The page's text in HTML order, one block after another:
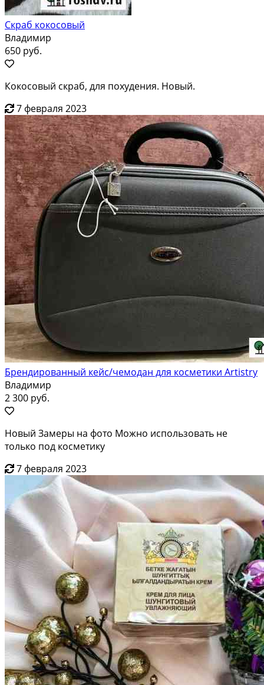
Скраб кокосовый
Владимир
650 руб.
Кокосовый скраб, для похудения. Новый.
7 февраля 2023
Брендированный кейс/чемодан для косметики Artistry
Владимир
2 300 руб.
Новый Замеры на фото Можно использовать не
только под косметику
7 февраля 2023